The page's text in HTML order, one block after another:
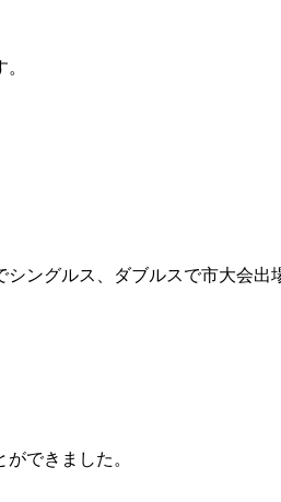
ングルス、ダブルスで市大会出
できました。